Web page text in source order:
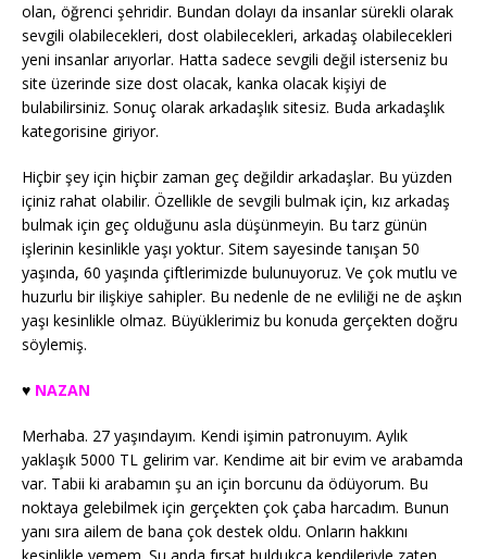
olan, öğrenci şehridir. Bundan dolayı da insanlar sürekli olarak
sevgili olabilecekleri, dost olabilecekleri, arkadaş olabilecekleri
yeni insanlar arıyorlar. Hatta sadece sevgili değil isterseniz bu
site üzerinde size dost olacak, kanka olacak kişiyi de
bulabilirsiniz. Sonuç olarak arkadaşlık sitesiz. Buda arkadaşlık
kategorisine giriyor.
Hiçbir şey için hiçbir zaman geç değildir arkadaşlar. Bu yüzden
içiniz rahat olabilir. Özellikle de sevgili bulmak için, kız arkadaş
bulmak için geç olduğunu asla düşünmeyin. Bu tarz günün
işlerinin kesinlikle yaşı yoktur. Sitem sayesinde tanışan 50
yaşında, 60 yaşında çiftlerimizde bulunuyoruz. Ve çok mutlu ve
huzurlu bir ilişkiye sahipler. Bu nedenle de ne evliliği ne de aşkın
yaşı kesinlikle olmaz. Büyüklerimiz bu konuda gerçekten doğru
söylemiş.
♥️ NAZAN
Merhaba. 27 yaşındayım. Kendi işimin patronuyım. Aylık
yaklaşık 5000 TL gelirim var. Kendime ait bir evim ve arabamda
var. Tabii ki arabamın şu an için borcunu da ödüyorum. Bu
noktaya gelebilmek için gerçekten çok çaba harcadım. Bunun
yanı sıra ailem de bana çok destek oldu. Onların hakkını